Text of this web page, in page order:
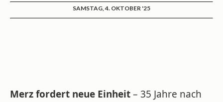
SAMSTAG, 4. OKTOBER '25
Merz fordert neue Einheit– 35 Jahre nach